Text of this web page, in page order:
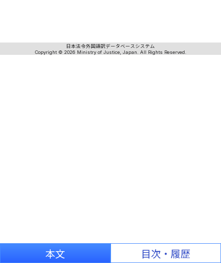
日本法令外国語訳データベースシステム
Copyright © 2026 Ministry of Justice, Japan. All Rights Reserved.
本文 目次・履歴